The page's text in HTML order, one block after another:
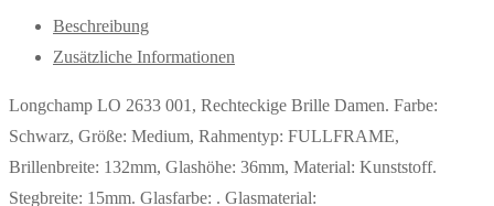
Beschreibung
Zusätzliche Informationen
Longchamp LO 2633 001, Rechteckige Brille Damen. Farbe:
Schwarz, Größe: Medium, Rahmentyp: FULLFRAME,
Brillenbreite: 132mm, Glashöhe: 36mm, Material: Kunststoff.
Stegbreite: 15mm. Glasfarbe: . Glasmaterial: